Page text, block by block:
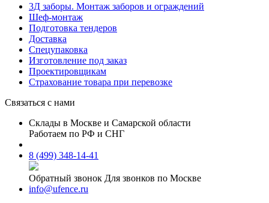
3Д заборы. Монтаж заборов и ограждений
Шеф-монтаж
Подготовка тендеров
Доставка
Спецупаковка
Изготовление под заказ
Проектировщикам
Страхование товара при перевозке
Связаться с нами
Склады в Москве и Самарской области
Работаем по РФ и СНГ
8 (499) 348-14-41
Обратный звонок Для звонков по Москве
info@ufence.ru